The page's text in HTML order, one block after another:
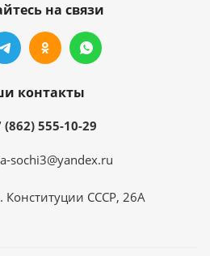
на связи
контакты
(862) 555-10-29
sochi3@yandex.ru
Конституции СССР, 26А